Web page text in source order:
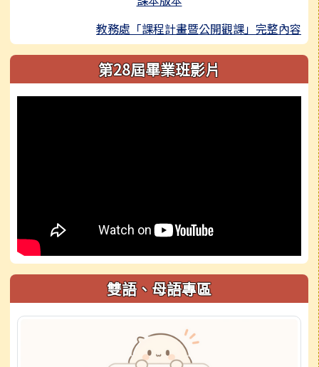
教務處「課程計畫暨公開觀課」完整內容
第28屆畢業班影片
雙語、母語專區